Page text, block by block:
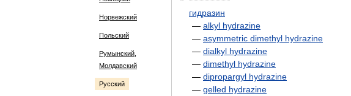
Норвежский
Польский
Румынский,
Молдавский
Русский
гидразин
— alkyl hydrazine
— asymmetric dimethyl hydrazine
— dialkyl hydrazine
— dimethyl hydrazine
— dipropargyl hydrazine
— gelled hydrazine